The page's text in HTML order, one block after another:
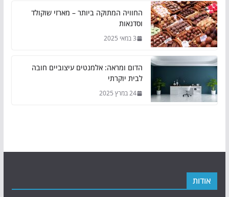
החוויה המתוקה ביותר – מארזי שוקולד
וסדנאות
3 במאי 2025
הדום ומראה: אלמנטים עיצוביים חובה
לבית יוקרתי
24 במרץ 2025
אודות